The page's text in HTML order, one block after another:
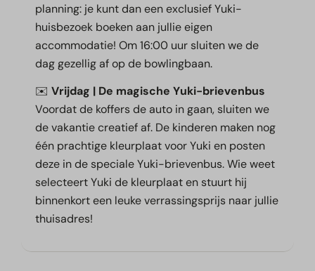
planning: je kunt dan een exclusief Yuki-
huisbezoek boeken aan jullie eigen
accommodatie! Om 16:00 uur sluiten we de
dag gezellig af op de bowlingbaan.
✉️Vrijdag | De magische Yuki-brievenbus
Voordat de koffers de auto in gaan, sluiten we
de vakantie creatief af. De kinderen maken nog
één prachtige kleurplaat voor Yuki en posten
deze in de speciale Yuki-brievenbus. Wie weet
selecteert Yuki de kleurplaat en stuurt hij
binnenkort een leuke verrassingsprijs naar jullie
thuisadres!